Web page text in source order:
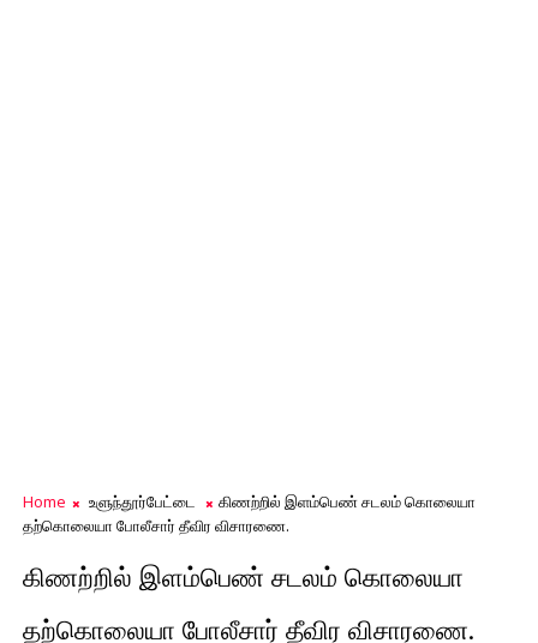
Home உளுந்தூர்பேட்டை
கிணற்றில் இளம்பெண் சடலம் கொலையா
தற்கொலையா போலீசார் தீவிர விசாரணை.
கிணற்றில் இளம்பெண் சடலம் கொலையா
தற்கொலையா போலீசார் தீவிர விசாரணை.